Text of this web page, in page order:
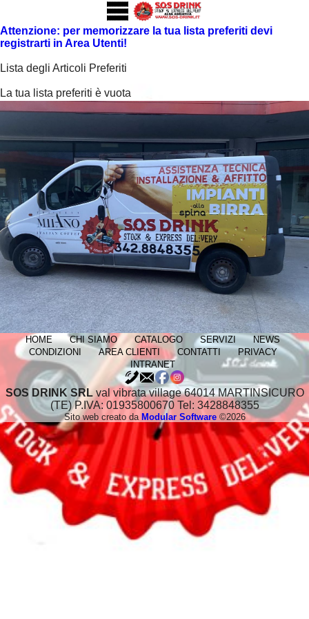
Attenzione: per memorizzare la tua lista preferiti devi
registrarti in Area Utenti!
Lista degli Articoli Preferiti
La tua lista preferiti è vuota
HOME CHI SIAMO CATALOGO SERVIZI
NEWS
CONDIZIONI
AREA CLIENTI CONTATTI
PRIVACY
INTRANET
SOS DRINK SRLval vibrata village 64014 MARTINSICURO
(TE) P.IVA: 01935800670 Tel: 3428848355
Sito web creato da Modular Software©2026